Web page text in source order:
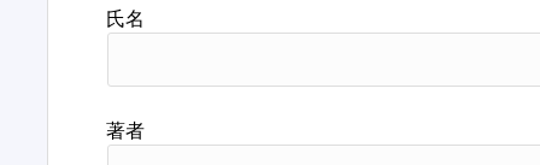
氏名
著者